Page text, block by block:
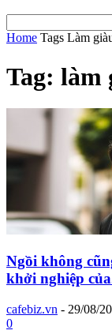
Home Tags Làm
Tag: làm
Ngồi không
khởi nghiệp
cafebiz.vn - 29/08/
0